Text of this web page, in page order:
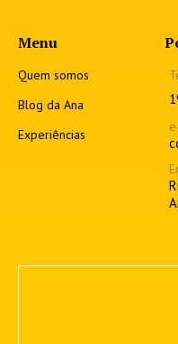
Menu
Quem somos
Blog da Ana
Experiências